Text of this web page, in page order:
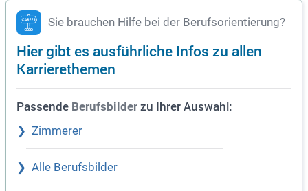
Sie brauchen Hilfe bei der Berufsorientierung?
Hier gibt es ausführliche Infos zu allen
Karrierethemen
Passende Berufsbilder zu Ihrer Auswahl:
Zimmerer
Alle Berufsbilder